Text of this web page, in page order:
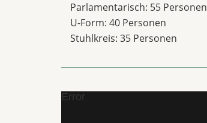
Parlamentarisch: 55 Personen
U-Form: 40 Personen
Stuhlkreis: 35 Personen
Error